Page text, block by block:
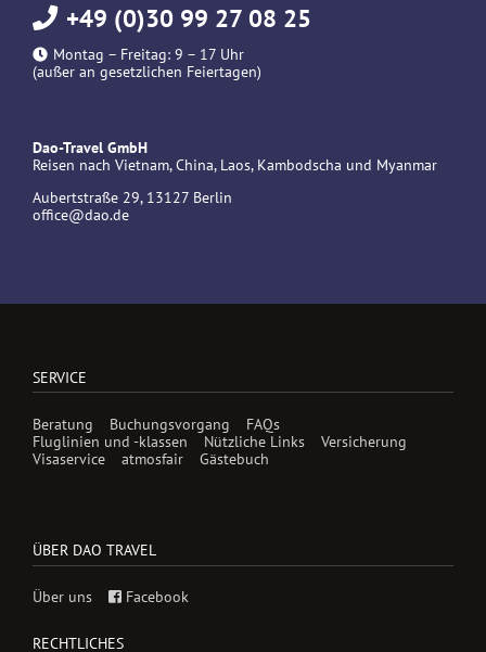
+49 (0)30 99 27 08 25
Montag – Freitag: 9 – 17 Uhr
(außer an gesetzlichen Feiertagen)
Dao-Travel GmbH
Reisen nach Vietnam, China, Laos, Kambodscha und Myanmar
Aubertstraße 29, 13127 Berlin
office@dao.de
SERVICE
Beratung Buchungsvorgang
FAQs
Fluglinien und -klassen
Nützliche Links
Versicherung
Visaservice
atmosfair Gästebuch
ÜBER DAO TRAVEL
Über uns Facebook
RECHTLICHES